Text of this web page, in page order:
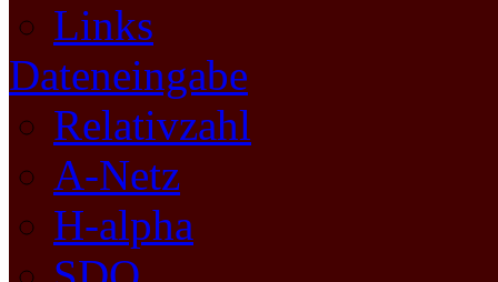
Links
Dateneingabe
Relativzahl
A-Netz
H-alpha